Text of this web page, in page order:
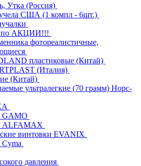
Утка (Россия)
США (1 компл - 6шт.)
по АКЦИИ!!!
фотореалистичные,
пластиковые (Китай)
(Италия)
(Китай)
ультралегкие (70 грамм) Норс-
GAMO
ALFAMAX
винтовки EVANIX
давления